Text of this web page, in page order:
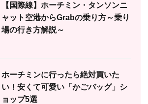
【国際線】ホーチミン・タンソンニ
ャット空港からGrabの乗り方～乗り
場の行き方解説～
ホーチミンに行ったら絶対買いた
い！安くて可愛い「かごバッグ」シ
ョップ5選